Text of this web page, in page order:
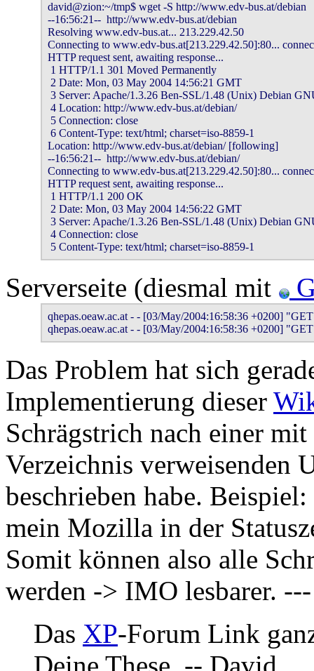
david@zion:~/tmp$ wget -S http://www.edv-bus.at/debian
--16:56:21--  http://www.edv-bus.at/debian
Resolving www.edv-bus.at... 213.229.42.50
Connecting to www.edv-bus.at[213.229.42.50]:80...
HTTP request sent, awaiting response...
1 HTTP/1.1 301 Moved Permanently
2 Date: Mon, 03 May 2004 14:56:21 GMT
3 Server: Apache/1.3.26 Ben-SSL/1.48 (Unix) Debian
4 Location: http://www.edv-bus.at/debian/
5 Connection: close
6 Content-Type: text/html; charset=iso-8859-1
Location: http://www.edv-bus.at/debian/ [following]
--16:56:21--  http://www.edv-bus.at/debian/
Connecting to www.edv-bus.at[213.229.42.50]:80...
HTTP request sent, awaiting response...
1 HTTP/1.1 200 OK
2 Date: Mon, 03 May 2004 14:56:22 GMT
3 Server: Apache/1.3.26 Ben-SSL/1.48 (Unix) Debian
4 Connection: close
5 Content-Type: text/html; charset=iso-8859-1
Serverseite (diesmal mit
qhepas.oeaw.ac.at - - [03/May/2004:16:58:36 +0200]
qhepas.oeaw.ac.at - - [03/May/2004:16:58:36 +0200]
Das Problem hat sich
Implementierung dieser
Schrägstrich nach einer
Verzeichnis verweisenden
beschrieben habe. Beispiel:
mein Mozilla in der
Somit können also alle
werden -> IMO lesbarer.
Das XP-Forum Link